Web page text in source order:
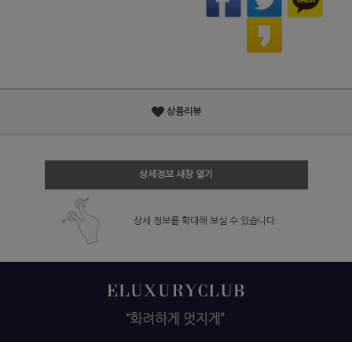
상품리뷰
상세정보 새창 열기
상세 정보를 확대해 보실 수 있습니다.